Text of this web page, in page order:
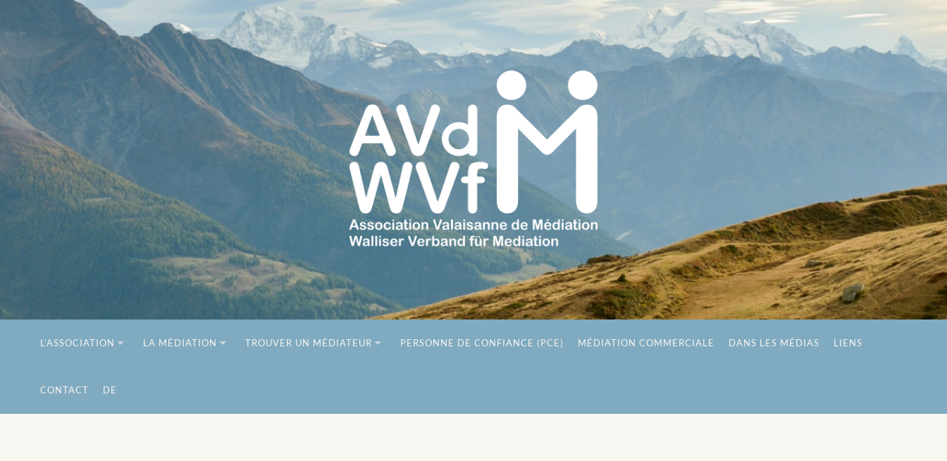
Association
Valaisanne
de
Médiation
L’ASSOCIATION LA MÉDIATION TROUVER UN MÉDIATEUR PERSONNE DE CONFIANCE (PCE) MÉDIATION COMMERCIALE DANS LES MÉDIAS LIENS
CONTACT DE